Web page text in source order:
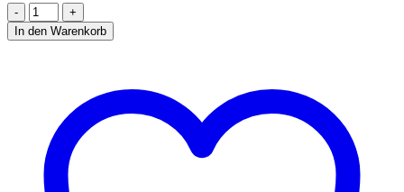
VENTILATOR
IN
DOSE
In den Warenkorb